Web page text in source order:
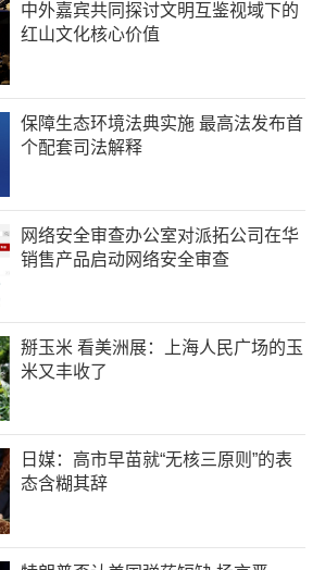
中外嘉宾共同探讨文明互鉴视域下的
红山文化核心价值
保障生态环境法典实施 最高法发布首
个配套司法解释
网络安全审查办公室对派拓公司在华
销售产品启动网络安全审查
掰玉米 看美洲展：上海人民广场的玉
米又丰收了
日媒：高市早苗就“无核三原则”的表
态含糊其辞